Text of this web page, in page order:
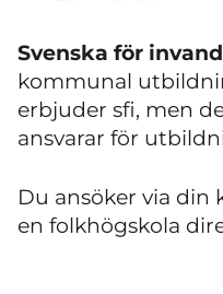
Svenska för
kommunal
erbjuder sfi, men
ansvarar för
Du ansöker via
en folkhögskola